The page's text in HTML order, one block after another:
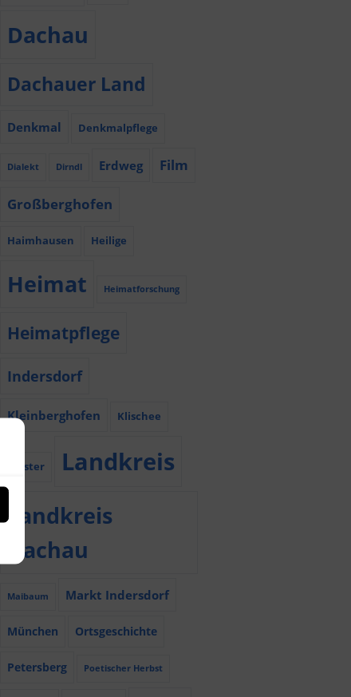
Dachau
Dachauer Land
Denkmal Denkmalpflege
Dialekt Dirndl Erdweg Film
Großberghofen
Haimhausen Heilige
Heimat Heimatforschung
Heimatpflege
Indersdorf
Kleinberghofen Klischee
Kloster Landkreis
Landkreis
Dachau
Maibaum Markt Indersdorf
München Ortsgeschichte
Petersberg Poetischer Herbst